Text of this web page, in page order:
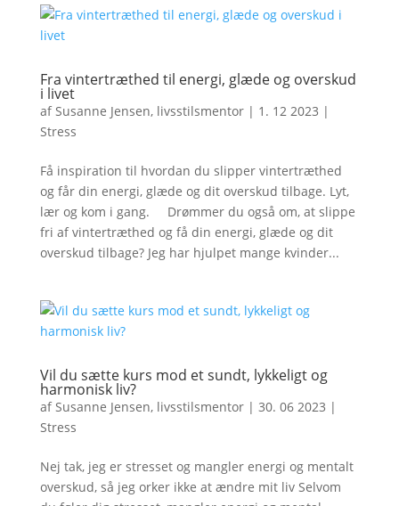
Fra vintertræthed til energi, glæde og overskud
i livet
afSusanne Jensen, livsstilsmentor| 1. 12 2023 |
Stress
Få inspiration til hvordan du slipper vintertræthed
og får din energi, glæde og dit overskud tilbage. Lyt,
lær og kom i gang. Drømmer du også om, at slippe
fri af vintertræthed og få din energi, glæde og dit
overskud tilbage? Jeg har hjulpet mange kvinder...
Vil du sætte kurs mod et sundt, lykkeligt og
harmonisk liv?
afSusanne Jensen, livsstilsmentor| 30. 06 2023 |
Stress
Nej tak, jeg er stresset og mangler energi og mentalt
overskud, så jeg orker ikke at ændre mit liv Selvom